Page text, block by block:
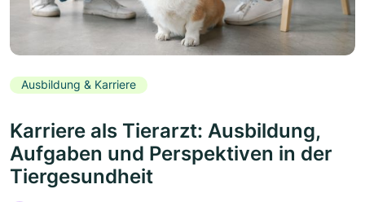
Ausbildung & Karriere
Karriere als Tierarzt: Ausbildung,
Aufgaben und Perspektiven in der
Tiergesundheit